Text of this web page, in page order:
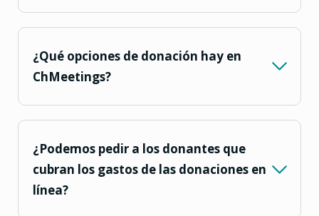
¿Qué opciones de donación hay en
ChMeetings?
¿Podemos pedir a los donantes que
cubran los gastos de las donaciones en
línea?